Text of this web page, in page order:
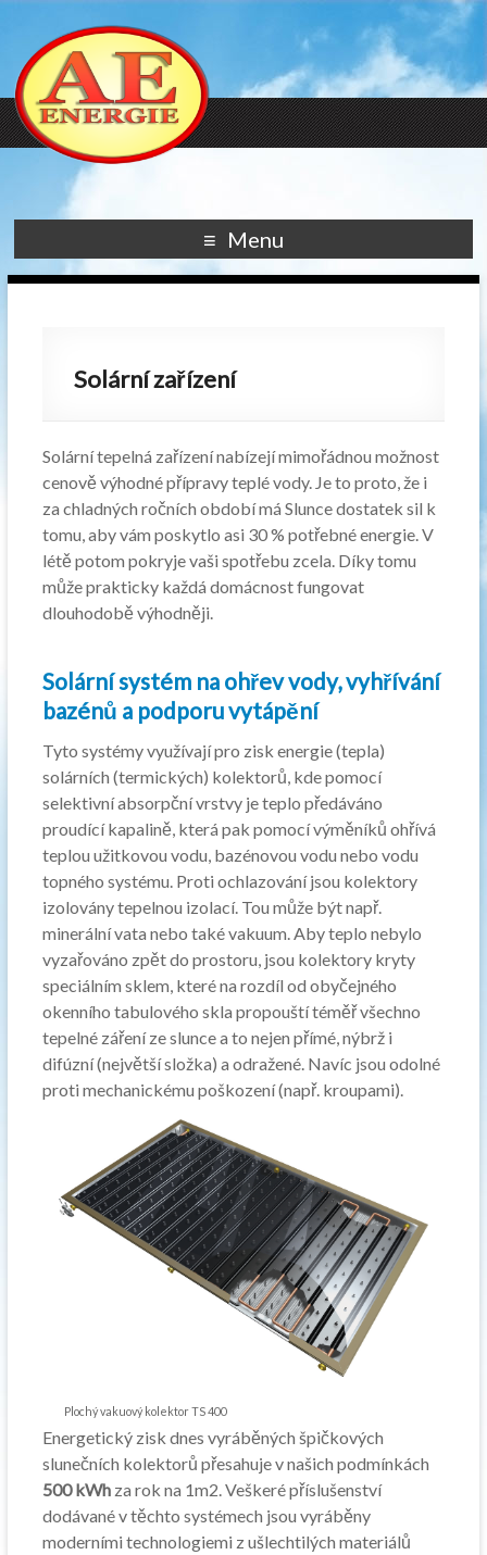
Menu
Solární zařízení
Solární tepelná zařízení nabízejí mimořádnou možnost
cenově výhodné přípravy teplé vody. Je to proto, že i
za chladných ročních období má Slunce dostatek sil k
tomu, aby vám poskytlo asi 30 % potřebné energie. V
létě potom pokryje vaši spotřebu zcela. Díky tomu
může prakticky každá domácnost fungovat
dlouhodobě výhodněji.
Solární systém na ohřev vody, vyhřívání
bazénů a podporu vytápění
Tyto systémy využívají pro zisk energie (tepla)
solárních (termických) kolektorů, kde pomocí
selektivní absorpční vrstvy je teplo předáváno
proudící kapalině, která pak pomocí výměníků ohřívá
teplou užitkovou vodu, bazénovou vodu nebo vodu
topného systému. Proti ochlazování jsou kolektory
izolovány tepelnou izolací. Tou může být např.
minerální vata nebo také vakuum. Aby teplo nebylo
vyzařováno zpět do prostoru, jsou kolektory kryty
speciálním sklem, které na rozdíl od obyčejného
okenního tabulového skla propouští téměř všechno
tepelné záření ze slunce a to nejen přímé, nýbrž i
difúzní (největší složka) a odražené. Navíc jsou odolné
proti mechanickému poškození (např. kroupami).
Plochý vakuový kolektor TS 400
Energetický zisk dnes vyráběných špičkových
slunečních kolektorů přesahuje v našich podmínkách
500 kWhza rok na 1m2. Veškeré příslušenství
dodávané v těchto systémech jsou vyráběny
moderními technologiemi z ušlechtilých materiálů